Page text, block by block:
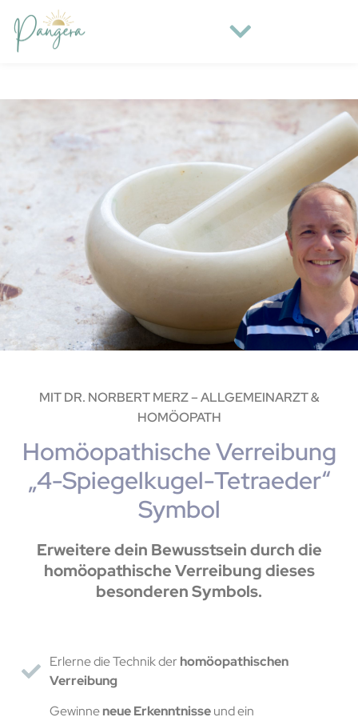
MIT DR. NORBERT MERZ – ALLGEMEINARZT &
HOMÖOPATH
Homöopathische Verreibung
„4-Spiegelkugel-Tetraeder“
Symbol
Erweitere dein Bewusstsein durch die
homöopathische Verreibung dieses
besonderen Symbols.
Erlerne die Technik derhomöopathischen
Verreibung
Gewinneneue Erkenntnisseund ein